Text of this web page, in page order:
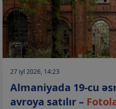
27 iyl 2026, 14:23
Almaniyada 19-cu
avroya satılır –